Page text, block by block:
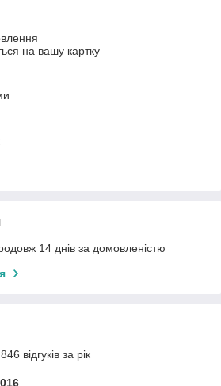
на вашу картку
14 днів за домовленістю
відгуків за рік